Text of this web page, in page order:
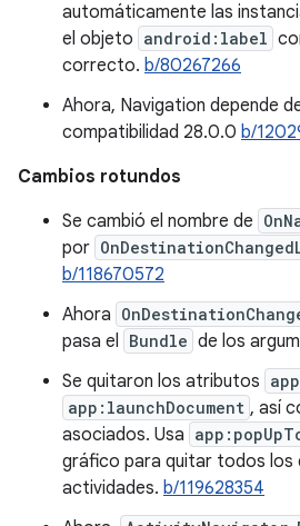
automáticamente las
el objeto android:label
correcto. b/80267266
Ahora, Navigation depende
compatibilidad 28.0.0 b/
Cambios rotundos
Se cambió el nombre de
por
b/118670572
Ahora
pasa el Bundle de los
Se quitaron los atributos
app:launchDocument , así
asociados. Usa
gráfico para quitar todos los
actividades. b/119628354